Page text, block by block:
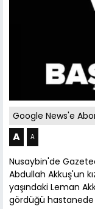
Google News'e
A A
Nusaybin'de
Abdullah Akkuş'un
yaşındaki Leman
gördüğü